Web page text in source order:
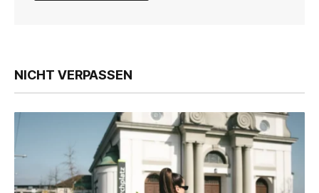
NICHT VERPASSEN